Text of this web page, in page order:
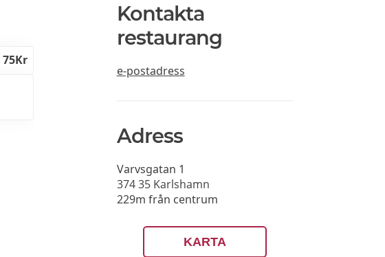
75Kr
Kontakta
restaurang
e-postadress
Adress
Varvsgatan 1
374 35 Karlshamn
229m från centrum
KARTA